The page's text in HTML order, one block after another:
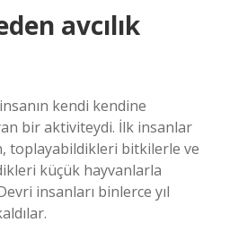
avcılık
insanın kendi kendine
bir aktiviteydi. İlk insanlar
toplayabildikleri bitkilerle ve
küçük hayvanlarla
insanları binlerce yıl